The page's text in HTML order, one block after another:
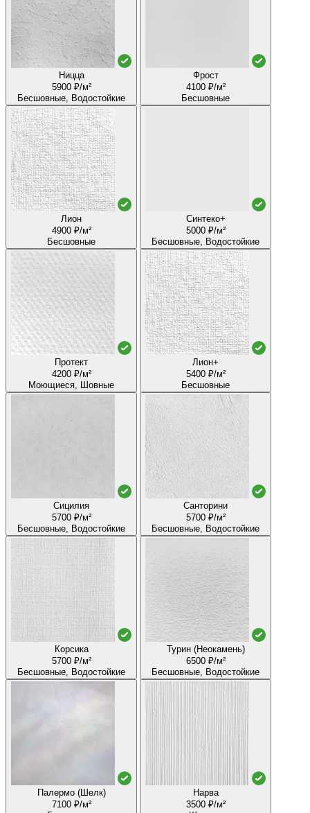
Ницца
5900 ₽/м²
Бесшовные, Водостойкие
Фрост
4100 ₽/м²
Бесшовные
Лион
4900 ₽/м²
Бесшовные
Синтеко+
5000 ₽/м²
Бесшовные, Водостойкие
Протект
4200 ₽/м²
Моющиеся, Шовные
Лион+
5400 ₽/м²
Бесшовные
Сицилия
5700 ₽/м²
Бесшовные, Водостойкие
Санторини
5700 ₽/м²
Бесшовные, Водостойкие
Корсика
5700 ₽/м²
Бесшовные, Водостойкие
Турин (Неокамень)
6500 ₽/м²
Бесшовные, Водостойкие
Палермо (Шелк)
7100 ₽/м²
Нарва
3500 ₽/м²